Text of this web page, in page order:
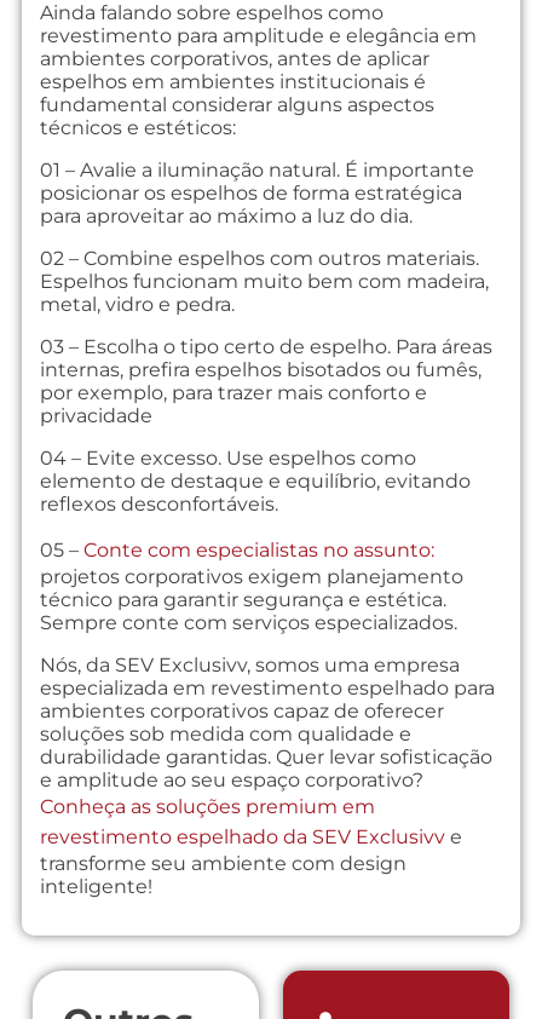
Ainda falando sobre espelhos como
revestimento para amplitude e elegância em
ambientes corporativos, antes de aplicar
espelhos em ambientes institucionais é
fundamental considerar alguns aspectos
técnicos e estéticos:
01 – Avalie a iluminação natural. É importante
posicionar os espelhos de forma estratégica
para aproveitar ao máximo a luz do dia.
02 – Combine espelhos com outros materiais.
Espelhos funcionam muito bem com madeira,
metal, vidro e pedra.
03 – Escolha o tipo certo de espelho. Para áreas
internas, prefira espelhos bisotados ou fumês,
por exemplo, para trazer mais conforto e
privacidade
04 – Evite excesso. Use espelhos como
elemento de destaque e equilíbrio, evitando
reflexos desconfortáveis.
05 – Conte com especialistas no assunto:
projetos corporativos exigem planejamento
técnico para garantir segurança e estética.
Sempre conte com serviços especializados.
Nós, da SEV Exclusivv, somos uma empresa
especializada em revestimento espelhado para
ambientes corporativos capaz de oferecer
soluções sob medida com qualidade e
durabilidade garantidas. Quer levar sofisticação
e amplitude ao seu espaço corporativo?
Conheça as soluções premium em
revestimento espelhado da SEV Exclusivv e
transforme seu ambiente com design
inteligente!